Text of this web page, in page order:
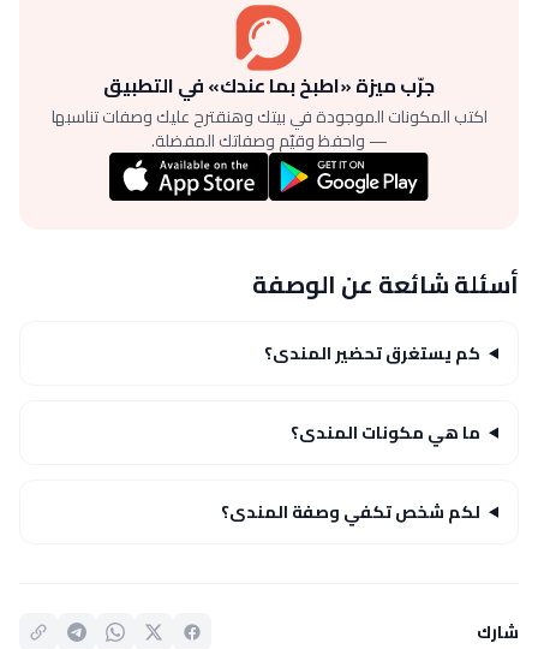
جرّب ميزة «اطبخ بما عندك» في التطبيق
اكتب المكونات الموجودة في بيتك وهنقترح عليك وصفات تناسبها
— واحفظ وقيّم وصفاتك المفضلة.
أسئلة شائعة عن الوصفة
كم يستغرق تحضير المندى؟
ما هي مكونات المندى؟
لكم شخص تكفي وصفة المندى؟
شارك